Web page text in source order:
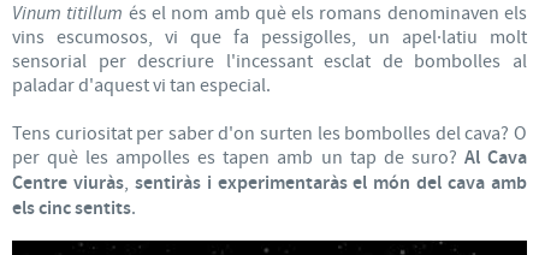
Vinum titillum és el nom amb què els romans denominaven els
vins escumosos, vi que fa pessigolles, un apel·latiu molt
sensorial per descriure l'incessant esclat de bombolles al
paladar d'aquest vi tan especial.
Tens curiositat per saber d'on surten les bombolles del cava? O
per què les ampolles es tapen amb un tap de suro? Al Cava
Centre viuràs, sentiràs i experimentaràs el món del cava amb
els cinc sentits.